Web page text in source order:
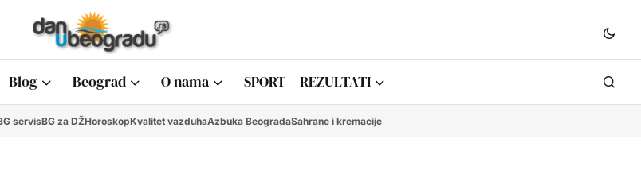
Blog Beograd O nama SPORT – REZULTATI
servisBG za DŽHoroskopKvalitet vazduhaAzbuka BeogradaSahrane i kremacije